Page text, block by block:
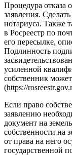
Процедура отказа
заявления.
нотариуса. Также
в Росреестр по
его пересылке,
Подлинность
усиленной
собственник может
(https://
Если право
заявлению
документ на
собственности на
от права на него
государственной